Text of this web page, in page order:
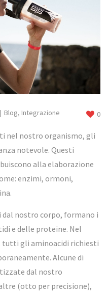
Blog, Integrazione 0
nel nostro organismo, gli
notevole. Questi
alla elaborazione
enzimi, ormoni,
nostro corpo, formano i
e delle proteine. Nel
gli aminoacidi richiesti
Alcune di
dal nostro
(otto per precisione),